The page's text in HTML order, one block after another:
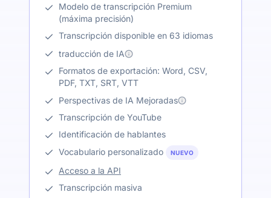
Modelo de transcripción Premium
(máxima precisión)
Transcripción disponible en 63 idiomas
traducción de IA
Formatos de exportación: Word, CSV,
PDF, TXT, SRT, VTT
Perspectivas de IA Mejoradas
Transcripción de YouTube
Identificación de hablantes
Vocabulario personalizado
NUEVO
Acceso a la API
Transcripción masiva